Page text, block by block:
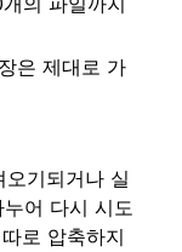
은 제대로 가
기되거나 실
어 다시 시도
로 압축하지